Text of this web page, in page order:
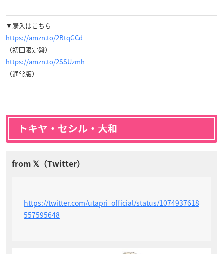
▼購入はこちら
https://amzn.to/2BtqGCd
（初回限定盤）
https://amzn.to/2SSUzmh
（通常版）
トキヤ・セシル・大和
https://twitter.com/utapri_official/status/1074937618
557595648